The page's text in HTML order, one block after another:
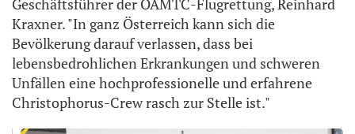
Geschäftsführer der ÖAMTC-Flugrettung, Reinhard
Kraxner. "In ganz Österreich kann sich die
Bevölkerung darauf verlassen, dass bei
lebensbedrohlichen Erkrankungen und schweren
Unfällen eine hochprofessionelle und erfahrene
Christophorus-Crew rasch zur Stelle ist."